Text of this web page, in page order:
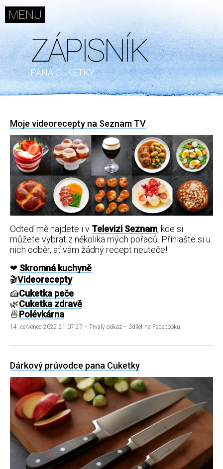
MENU
ZÁPISNÍK
SKROMNÁ
KUCHYNĚ
PRKÝNKO
ARCHIV
FÓRUM
INZERCE
KONTAKT
Další
weby
SCUK
Vyhledávání
Sociální
sítě
INSTAGRAM
ZÁPISNÍK
PANA CUKETKY
Moje videorecepty na Seznam TV
Odteď mě najdete i v Televizi Seznam, kde si
můžete vybrat z několika mých pořadů. Přihlašte si u
nich odběr, ať vám žádný recept neuteče!
❤ Skromná kuchyně
🎬Videorecepty
🍰Cuketka peče
🌿Cuketka zdravě
🍜Polévkárna
14. červenec 2022 21:07:27 - Trvalý odkaz - Sdílet na Facebooku
Dárkový průvodce pana Cuketky